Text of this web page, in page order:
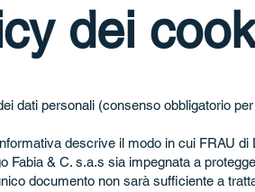
dei
dati personali (consenso obbligatorio
descrive il modo in cui FRAU
Fabia & C. s.a.s sia impegnata a
documento non sarà sufficiente a